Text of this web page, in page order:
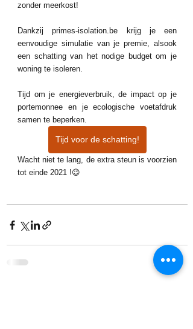
zonder meerkost!
Dankzij primes-isolation.be krijg je een
eenvoudige simulatie van je premie, alsook
een schatting van het nodige budget om je
woning te isoleren.
Tijd om je energieverbruik, de impact op je
portemonnee en je ecologische voetafdruk
samen te beperken.
Tijd voor de schatting!
Wacht niet te lang, de extra steun is voorzien
tot einde 2021 !😉